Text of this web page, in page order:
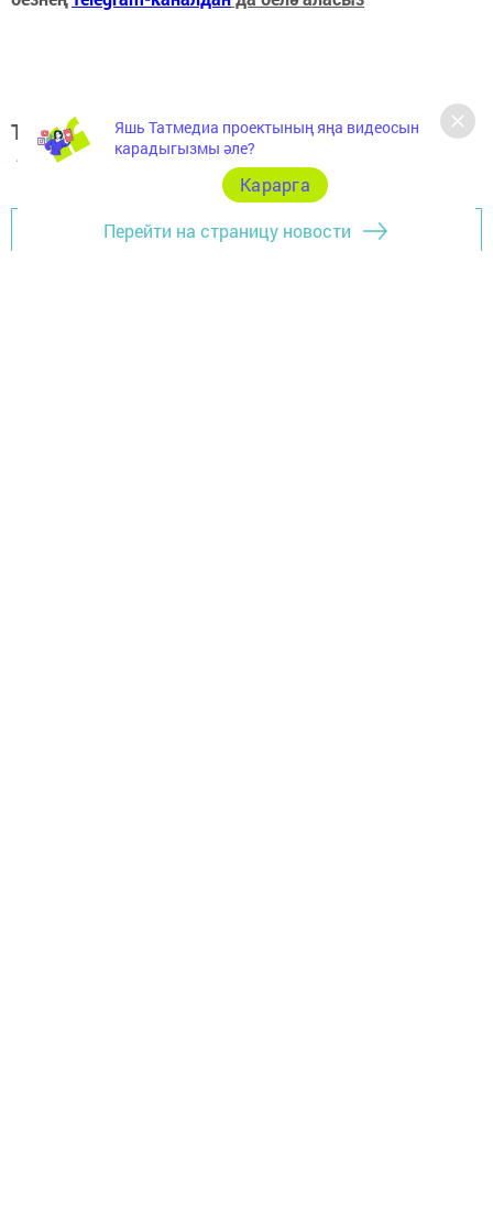
Теги:
АРЧА ХӘБӘРЛӘРЕ
Перейти на страницу новости
Яшь Татмедиа проектының яңа видеосын
карадыгызмы әле?
Карарга